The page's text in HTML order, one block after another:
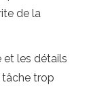
de la
et les détails
tâche trop